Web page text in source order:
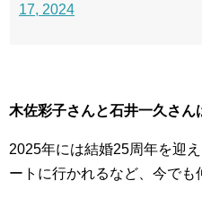
17, 2024
木佐彩子さんと石井一久さん
2025年には結婚25周年を迎
ートに行かれるなど、今でも